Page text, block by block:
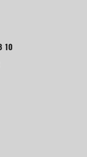
10